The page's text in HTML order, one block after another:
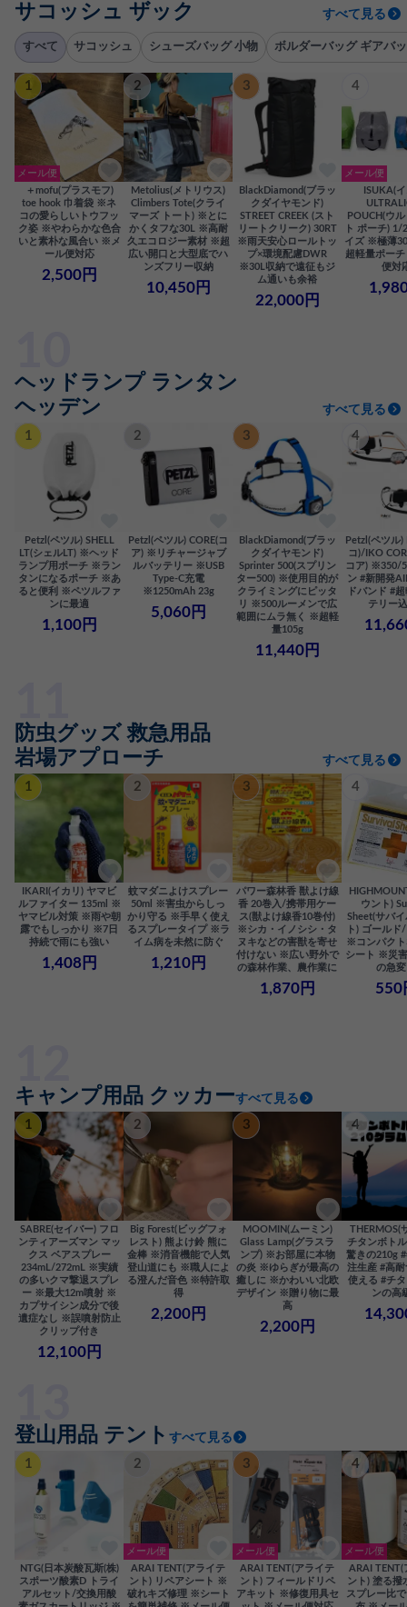
サコッシュ ザック
すべて見る
すべて サコッシュ シューズバッグ 小物 ボルダーバッグ ギアバ
1
メール便
＋mofu(プラスモフ)
toe hook 巾着袋 ※ネ
コの愛らしいトウフッ
ク姿 ※やわらかな色合
いと素朴な風合い ※メ
ール便対応
2,500円
2
Metolius(メトリウス)
Climbers Tote(クライ
マーズ トート) ※とに
かくタフな30L ※高耐
久エコロジー素材 ※超
広い開口と大型底でハ
ンズフリー収納
10,450円
3
BlackDiamond(ブラッ
クダイヤモンド)
STREET CREEK (スト
リートクリーク) 30RT
※雨天安心ロールトッ
プ×環境配慮DWR
※30L収納で遠征もジ
ム通いも余裕
22,000円
4
メール便
ISUKA(
POUCH(ウ
ト ポーチ)
イズ ※極薄
超軽量ポー
便対
ヘッドランプ ランタン
ヘッデン
すべて見る
1
Petzl(ペツル) SHELL
LT(シェルLT) ※ヘッド
ランプ用ポーチ ※ラン
タンになるポーチ ※あ
ると便利 ※ペツルファ
ンに最適
1,100円
2
Petzl(ペツル) CORE(コ
ア) ※リチャージャブ
ルバッテリー ※USB
Type-C充電
※1250mAh 23g
5,060円
3
BlackDiamond(ブラッ
クダイヤモンド)
Sprinter 500(スプリン
ター500) ※使用目的が
クライミングにピッタ
リ ※500ルーメンで広
範囲にムラ無く ※超軽
量105g
11,440円
4
Petzl(ペツル)
コ)/IKO
コア) ※350/
ン #新開発
ドバンド #
テリー
防虫グッズ 救急用品
岩場アプローチ
すべて見る
1
IKARI(イカリ) ヤマビ
ルファイター 135ml ※
ヤマビル対策 ※雨や朝
露でもしっかり ※7日
持続で雨にも強い
1,408円
2
蚊マダニよけスプレー
50ml ※害虫からしっ
かり守る ※手早く使え
るスプレータイプ ※ラ
イム病を未然に防ぐ
1,210円
3
パワー森林香 獣よけ線
香 20巻入/携帯用ケー
ス(獣よけ線香10巻付)
※シカ・イノシシ・タ
ヌキなどの害獣を寄せ
付けない ※広い野外で
の森林作業、農作業に
1,870円
4
ウント)
Sheet(サバ
ト) ゴールド
※コンパクト
シート ※災
の急
550
キャンプ用品 クッカーすべて見る
1
SABRE(セイバー) フロ
ンティアーズマン マッ
クス ベアスプレー
234mL/272mL ※実績
の多いクマ撃退スプレ
ー ※最大12m噴射 ※
カプサイシン成分で後
遺症なし ※誤噴射防止
クリップ付き
12,100円
2
Big Forest(ビッグフォ
レスト) 熊よけ鈴 熊に
金棒 ※消音機能で人気
登山道にも ※職人によ
る澄んだ音色 ※特許取
得
2,200円
3
MOOMIN(ムーミン)
Glass Lamp(グラスラ
ンプ) ※お部屋に本物
の炎 ※ゆらぎが最高の
癒しに ※かわいい北欧
デザイン ※贈り物に最
高
2,200円
4
THERMOS(
チタンボト
驚きの210g
注生産 #高
使える #チ
ンの高
登山用品 テント すべて見る
1
NTG(日本炭酸瓦斯(株)
スポーツ酸素D トライ
アルセット/交換用酸
2
メール便
ARAI TENT(アライテ
ント) リペアシート ※
破れキズ修理 ※シート
3
メール便
ARAI TENT(アライテ
ント) フィールドリペ
アキット ※修復用具セ
4
メール便
ARAI TENT(
ント) 塗る
スプレー比